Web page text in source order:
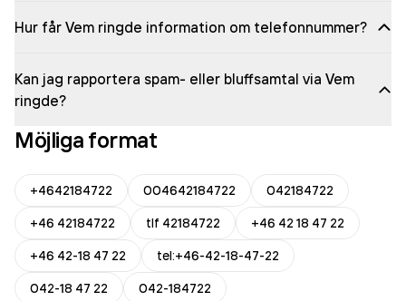
Hur får Vem ringde information om telefonnummer?
Kan jag rapportera spam- eller bluffsamtal via Vem
ringde?
Möjliga format
+4642184722 004642184722
042184722
+46 42184722
tlf 42184722
+46 42 18 47 22
+46 42-18 47 22
tel:+46-42-18-47-22
042-18 47 22
042-184722